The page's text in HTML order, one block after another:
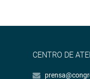
CENTRO DE